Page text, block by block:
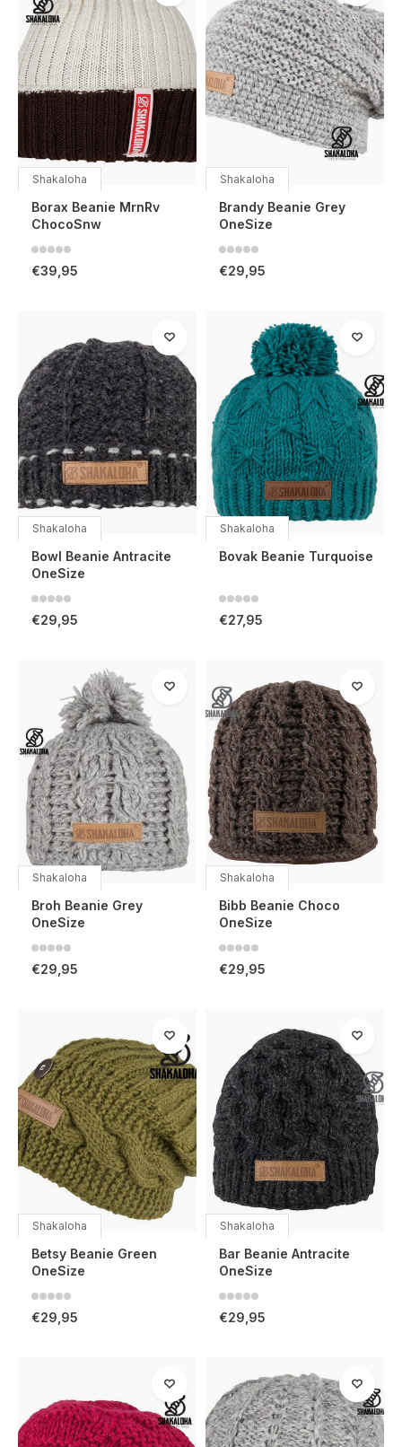
Shakaloha
Borax Beanie MrnRv
ChocoSnw
€39,95
Shakaloha
Brandy Beanie Grey
OneSize
€29,95
Shakaloha
Bowl Beanie Antracite
OneSize
€29,95
Shakaloha
Bovak Beanie Turquoise
€27,95
Shakaloha
Broh Beanie Grey
OneSize
€29,95
Shakaloha
Bibb Beanie Choco
OneSize
€29,95
Shakaloha
Betsy Beanie Green
OneSize
€29,95
Shakaloha
Bar Beanie Antracite
OneSize
€29,95